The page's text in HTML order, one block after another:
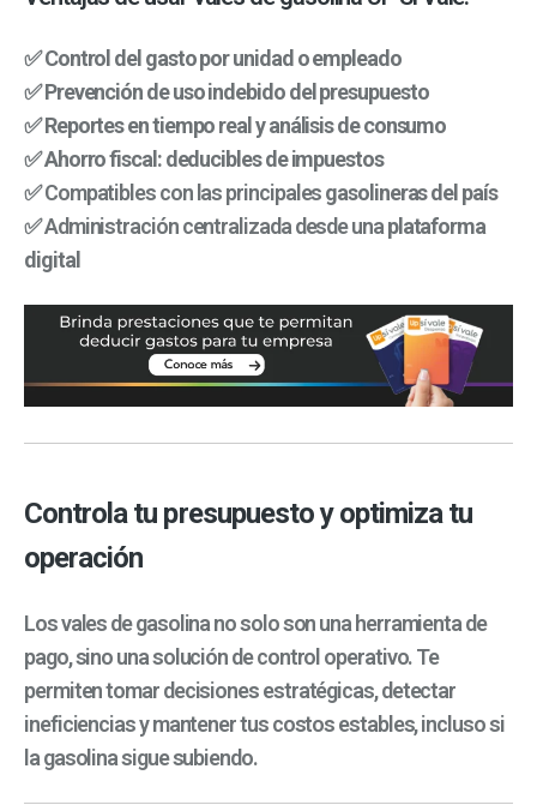
✅Control del gasto por unidad o empleado
✅Prevención de uso indebido del presupuesto
✅Reportes en tiempo real y análisis de consumo
✅Ahorro fiscal: deducibles de impuestos
✅ Compatibles con las principalesgasolineras del país
✅ Administración centralizada desde unaplataforma
digital
Controla tu presupuesto y optimiza tu
operación
Los vales de gasolina no solo son una herramienta de
pago, sino una solución de control operativo. Te
permiten tomar decisiones estratégicas, detectar
ineficiencias y mantener tus costos estables, incluso si
la gasolina sigue subiendo.